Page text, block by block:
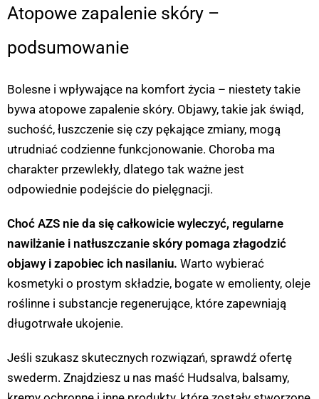
Atopowe zapalenie skóry –
podsumowanie
Bolesne i wpływające na komfort życia – niestety takie
bywa atopowe zapalenie skóry. Objawy, takie jak świąd,
suchość, łuszczenie się czy pękające zmiany, mogą
utrudniać codzienne funkcjonowanie. Choroba ma
charakter przewlekły, dlatego tak ważne jest
odpowiednie podejście do pielęgnacji.
Choć AZS nie da się całkowicie wyleczyć, regularne
nawilżanie i natłuszczanie skóry pomaga złagodzić
objawy i zapobiec ich nasilaniu. Warto wybierać
kosmetyki o prostym składzie, bogate w emolienty, oleje
roślinne i substancje regenerujące, które zapewniają
długotrwałe ukojenie.
Jeśli szukasz skutecznych rozwiązań, sprawdź ofertę
swederm. Znajdziesz u nas maść Hudsalva, balsamy,